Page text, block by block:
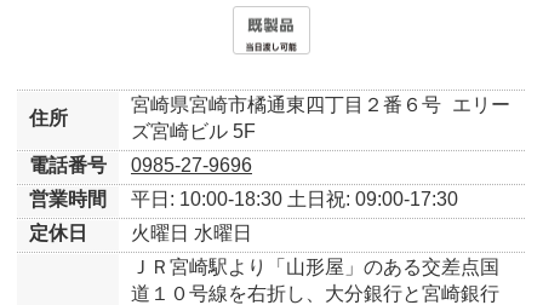
住所
宮崎県宮崎市橘通東四丁目２番６号 エリー
ズ宮崎ビル 5F
電話番号
0985-27-9696
営業時間
平日: 10:00-18:30 土日祝: 09:00-17:30
定休日
火曜日 水曜日
ＪＲ宮崎駅より「山形屋」のある交差点国
道１０号線を右折し、大分銀行と宮崎銀行